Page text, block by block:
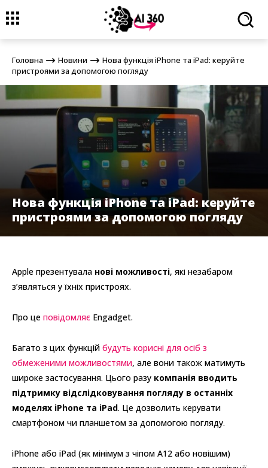
Головна
Нова функція iPhone та iPad: керуйте
пристроями за допомогою погляду
Головна Новини
Нова функція iPhone та iPad: керуйте
пристроями за допомогою погляду
Нова функція iPhone та iPad: керуйте
пристроями за допомогою погляду
Apple презентувала нові можливості, які незабаром
з’являться у їхніх пристроях.
Про це повідомляє Engadget.
Багато з цих функцій будуть корисні для осіб з
обмеженими можливостями, але вони також матимуть
широке застосування. Цього разу компанія вводить
підтримку відслідковування погляду в останніх
моделях iPhone та iPad. Це дозволить керувати
смартфоном чи планшетом за допомогою погляду.
iPhone або iPad (як мінімум з чіпом A12 або новішим)